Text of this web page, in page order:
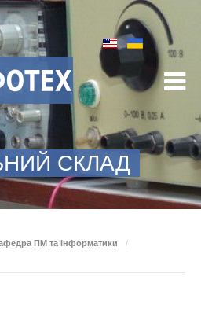
СКЛАД
ПМ та інформатики
/